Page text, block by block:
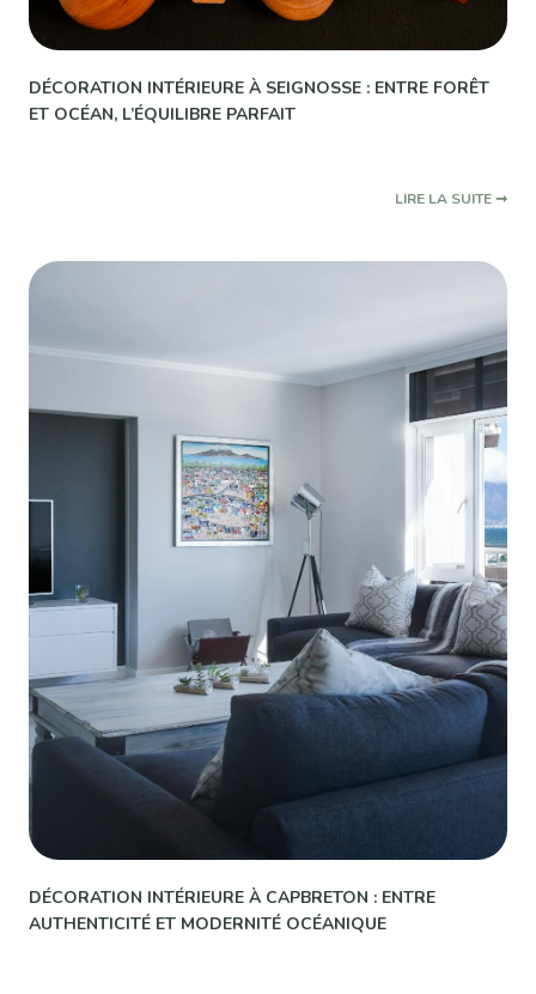
DÉCORATION INTÉRIEURE À SEIGNOSSE : ENTRE FORÊT
ET OCÉAN, L’ÉQUILIBRE PARFAIT
DÉCORATION INTÉRIEURE À CAPBRETON : ENTRE
AUTHENTICITÉ ET MODERNITÉ OCÉANIQUE